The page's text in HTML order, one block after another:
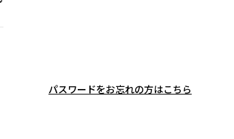
パスワードをお忘れの方はこちら